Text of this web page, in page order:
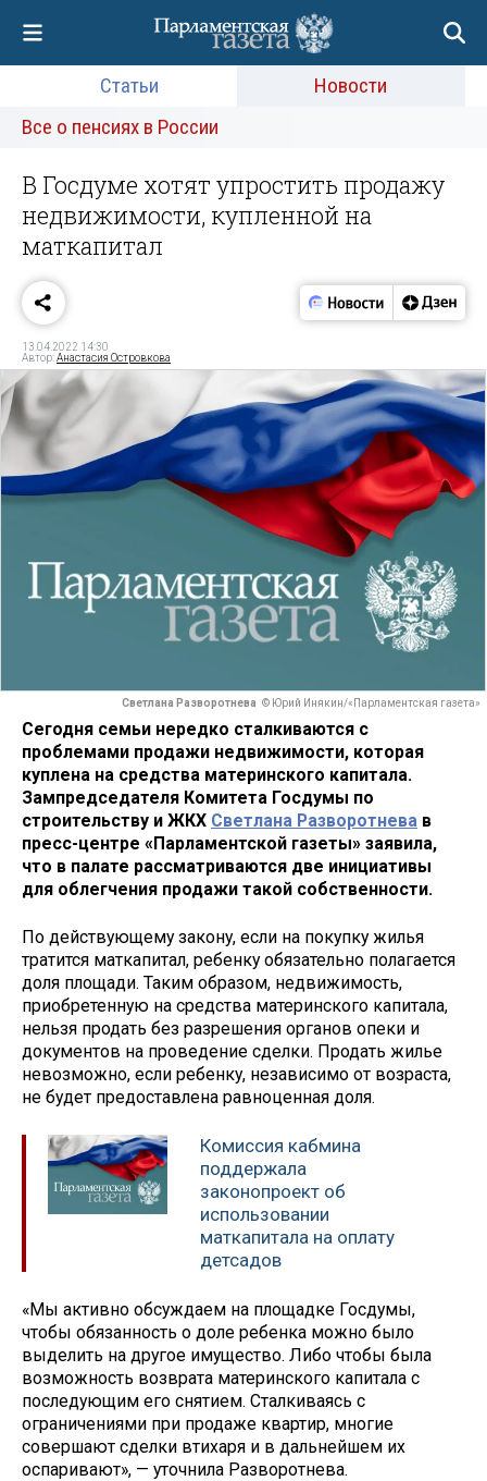
Статьи
Новости
Все о пенсиях в России
В Госдуме хотят упростить продажу
недвижимости, купленной на
маткапитал
13.04.2022 14:30
Автор:Анастасия Островкова
Светлана Разворотнева © Юрий Инякин/«Парламентская газета»
Сегодня семьи нередко сталкиваются с
проблемами продажи недвижимости, которая
куплена на средства материнского капитала.
Зампредседателя Комитета Госдумы по
строительству и ЖКХ Светлана Разворотнева в
пресс-центре «Парламентской газеты» заявила,
что в палате рассматриваются две инициативы
для облегчения продажи такой собственности.
По действующему закону, если на покупку жилья
тратится маткапитал, ребенку обязательно полагается
доля площади. Таким образом, недвижимость,
приобретенную на средства материнского капитала,
нельзя продать без разрешения органов опеки и
документов на проведение сделки. Продать жилье
невозможно, если ребенку, независимо от возраста,
не будет предоставлена равноценная доля.
Комиссия кабмина
поддержала
законопроект об
использовании
маткапитала на оплату
детсадов
«Мы активно обсуждаем на площадке Госдумы,
чтобы обязанность о доле ребенка можно было
выделить на другое имущество. Либо чтобы была
возможность возврата материнского капитала с
последующим его снятием. Сталкиваясь с
ограничениями при продаже квартир, многие
совершают сделки втихаря и в дальнейшем их
оспаривают», — уточнила Разворотнева.